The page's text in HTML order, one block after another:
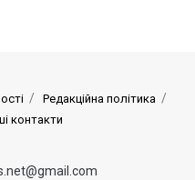
Редакційна політика
контакти